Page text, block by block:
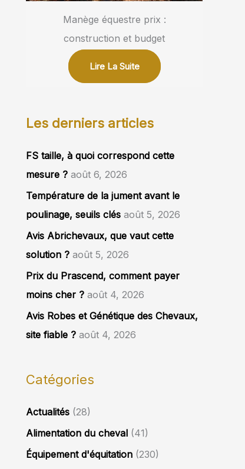
Manège équestre prix :
construction et budget
Lire La Suite
Les derniers articles
FS taille, à quoi correspond cette
mesure ? août 6, 2026
Température de la jument avant le
poulinage, seuils clés août 5, 2026
Avis Abrichevaux, que vaut cette
solution ? août 5, 2026
Prix du Prascend, comment payer
moins cher ? août 4, 2026
Avis Robes et Génétique des Chevaux,
site fiable ? août 4, 2026
Catégories
Actualités (28)
Alimentation du cheval (41)
Équipement d'équitation (230)